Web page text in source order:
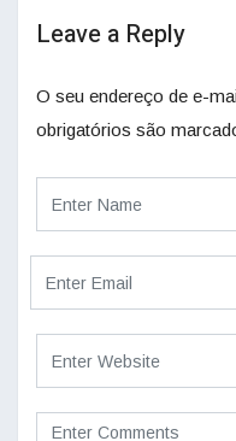
Leave a Reply
O seu endereço de e-
obrigatórios são